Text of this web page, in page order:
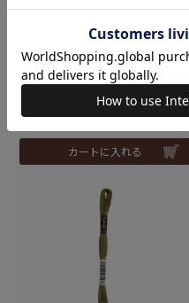
アンカーストランテッドコッ
トン（刺しゅう糸）col.085
4
¥165税込
カートに入れる